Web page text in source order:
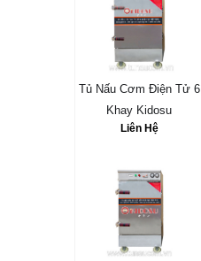
Tủ Nấu Cơm Điện Tử 6
Khay Kidosu
Liên Hệ